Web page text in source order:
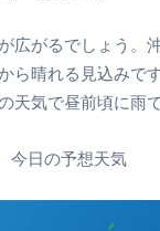
広がるでしょう。
ら晴れる見込みで
天気で昼前頃に雨で
今日の予想天気